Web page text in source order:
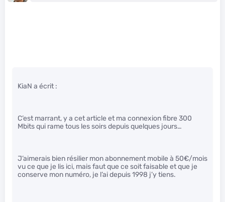
KiaN a écrit :
C’est marrant, y a cet article et ma connexion fibre 300
Mbits qui rame tous les soirs depuis quelques jours…
J’aimerais bien résilier mon abonnement mobile à 50€/mois
vu ce que je lis ici, mais faut que ce soit faisable et que je
conserve mon numéro, je l’ai depuis 1998 j’y tiens.